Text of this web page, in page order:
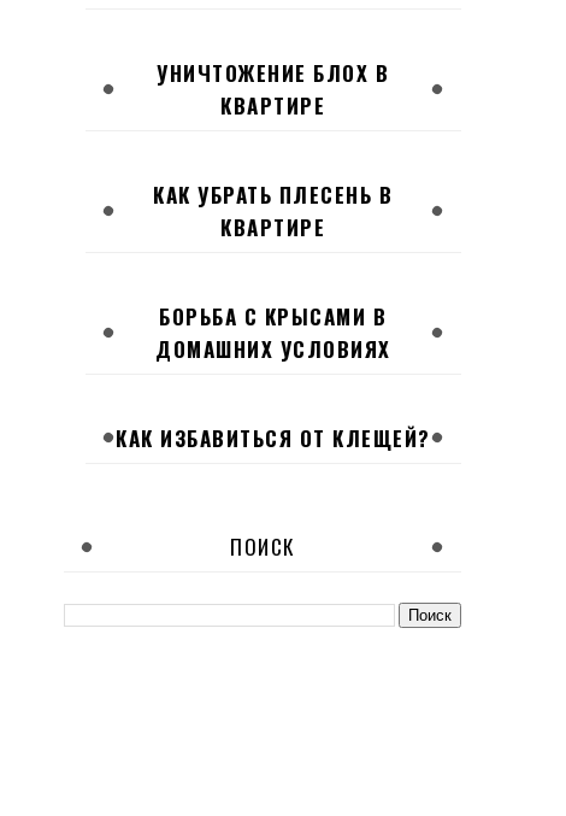
УНИЧТОЖЕНИЕ БЛОХ В
КВАРТИРЕ
КАК УБРАТЬ ПЛЕСЕНЬ В
КВАРТИРЕ
БОРЬБА С КРЫСАМИ В
ДОМАШНИХ УСЛОВИЯХ
КАК ИЗБАВИТЬСЯ ОТ КЛЕЩЕЙ?
ПОИСК